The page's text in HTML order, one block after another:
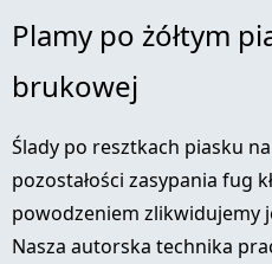
Plamy po żółtym
brukowej
Ślady po resztkach piasku
pozostałości zasypania fug
powodzeniem zlikwidujemy
Nasza autorska technika